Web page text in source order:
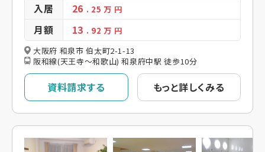
入居 26 . 25万 円
月額 13 . 92万 円
大阪府 和泉市 伯太町2-1-13
阪和線(天王寺～和歌山) 和泉府中駅 徒歩10分
資料請求する もっと詳しくみる